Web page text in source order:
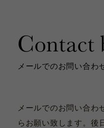
Contact
メールでのお問い合わ
メールでのお問い合わ
らお願い致します。後